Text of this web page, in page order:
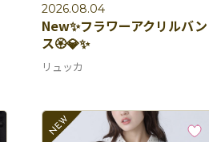
2026.08.04
New✨フラワーアクリルバン
ス🏵💎✨
リュッカ